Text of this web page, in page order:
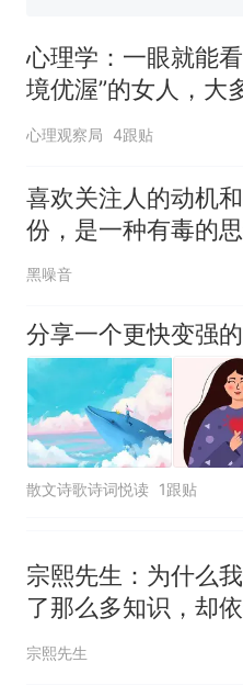
窝，原
140多朵
美国渔
回大海
笔试第
那个在
老师一
生
制
心理学：一眼就能
境优渥”的女人，大
两种喜好，很准
心理观察局 4跟贴
喜欢关注人的动机
份，是一种有毒的
式
黑噪音
分享一个更快变强
散文诗歌诗词悦读 1跟贴
宗熙先生：为什么
了那么多知识，却
不好这一生？
宗熙先生